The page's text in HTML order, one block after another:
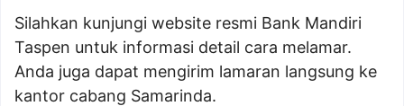
Silahkan kunjungi website resmi Bank Mandiri
Taspen untuk informasi detail cara melamar.
Anda juga dapat mengirim lamaran langsung ke
kantor cabang Samarinda.